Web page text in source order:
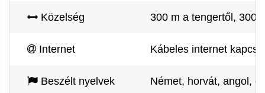
Közelség 300 m a tengertől, 300
Internet Kábeles internet
Beszélt nyelvek Német, horvát, angol,